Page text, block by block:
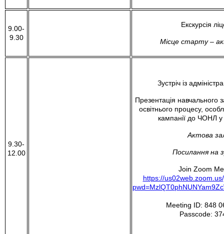
9.00-
9.30
Екскурсія
Місце старту –
9.30-
12.00
Зустріч із
Презентація навчального
освітнього процесу,
кампанії до ЧОНЛ у
Актова
Посилання на
Join Zoom
https://
Meeting ID: 848
Passcode: